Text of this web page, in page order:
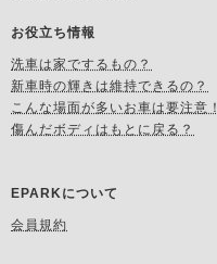
お役立ち情報
洗車は家でするもの？
新車時の輝きは維持できるの？
こんな場面が多いお車は要注意！
傷んだボディはもとに戻る？
EPARKについて
会員規約